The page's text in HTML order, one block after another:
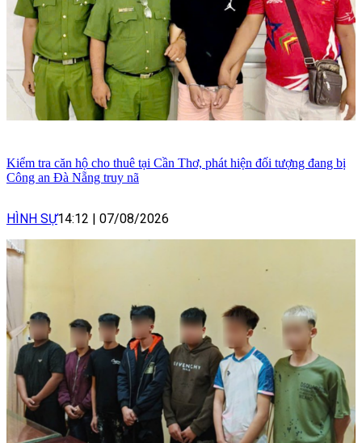
Kiểm tra căn hộ cho thuê tại Cần Thơ, phát hiện đối tượng đang bị
Công an Đà Nẵng truy nã
HÌNH SỰ14:12 07/08/2026